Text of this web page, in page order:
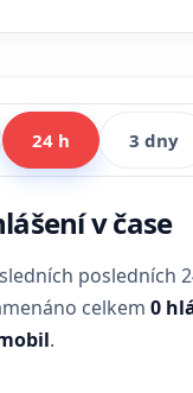
24 h 3 dny
v čase
posledních
celkem 0
.